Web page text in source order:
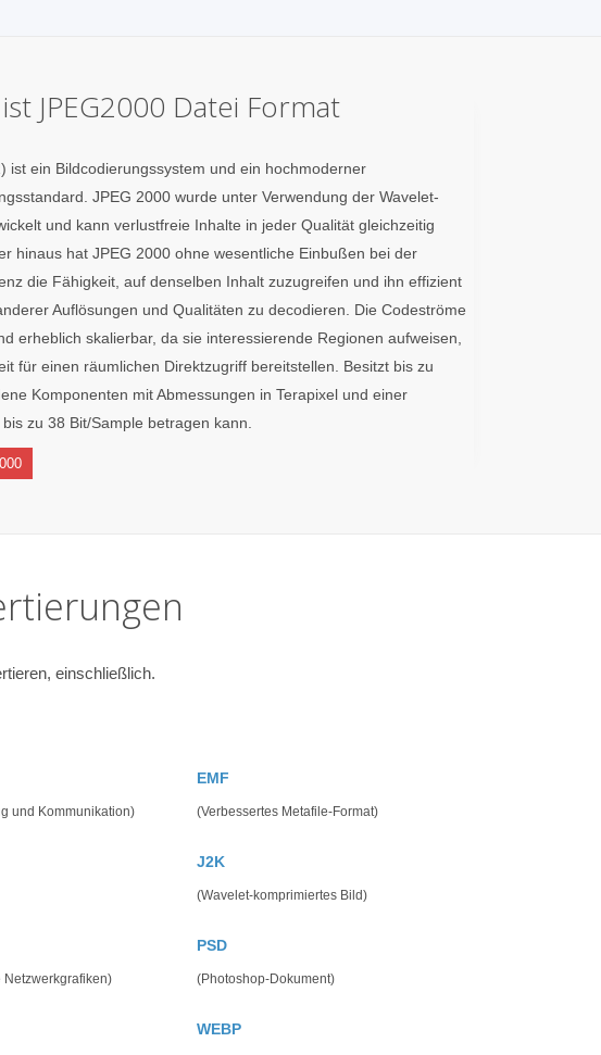
JPEG2000 Datei Format
ist ein Bildcodierungssystem und ein hochmoderner
JPEG 2000 wurde unter Verwendung der Wavelet-
und kann verlustfreie Inhalte in jeder Qualität gleichzeitig
hinaus hat JPEG 2000 ohne wesentliche Einbußen bei der
die Fähigkeit, auf denselben Inhalt zuzugreifen und ihn effizient
Auflösungen und Qualitäten zu decodieren. Die Codeströme
erheblich skalierbar, da sie interessierende Regionen aufweisen,
für einen räumlichen Direktzugriff bereitstellen. Besitzt bis zu
Komponenten mit Abmessungen in Terapixel und einer
zu 38 Bit/Sample betragen kann.
einschließlich.
und Kommunikation)
EMF
(Verbessertes Metafile-Format)
J2K
(Wavelet-komprimiertes Bild)
Netzwerkgrafiken)
PSD
(Photoshop-Dokument)
WEBP